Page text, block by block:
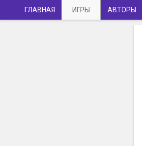
ГЛАВНАЯ ИГРЫ АВТОРЫ